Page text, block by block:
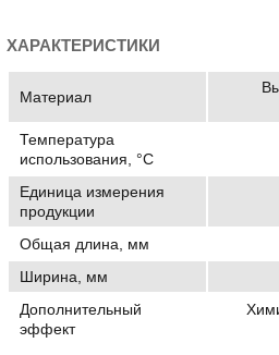
ХАРАКТЕРИСТИКИ
Материал
Температура
использования, °C
Единица измерения
продукции
Общая длина, мм
Ширина, мм
Дополнительный
эффект